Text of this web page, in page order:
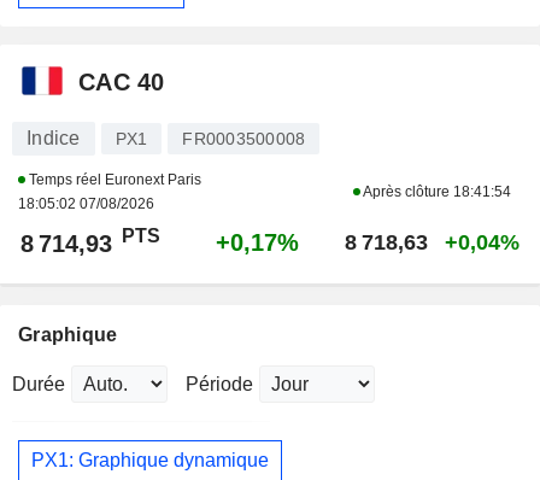
CAC 40
Indice PX1 FR0003500008
Temps réel Euronext Paris
18:05:02 07/08/2026
Après clôture 18:41:54
8 714,93 PTS +0,17% 8 718,63 +0,04%
Graphique
Durée Période
PX1: Graphique dynamique